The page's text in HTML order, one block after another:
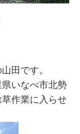
田です。
いなべ市北勢
作業に入らせ